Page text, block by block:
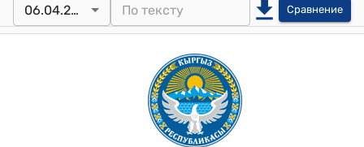
06.04.2022 Сравнение